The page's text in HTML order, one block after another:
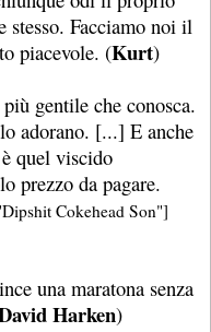
stesso. Facciamo noi il
piacevole. (Kurt)
gentile che conosca.
adorano. [...] E anche
quel viscido
prezzo da pagare.
Cokehead Son"]
una maratona senza
Harken)